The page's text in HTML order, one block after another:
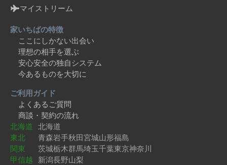
マイストリーム
家いちばの特徴
ここにしかない出会い
理想の相手を選ぶ
安心安全の独自システム
今あるものを大切に
ご利用ガイド
よくあるご質問
商談・契約の流れ
北海道 北海道
東北
青森岩手秋田宮城山形福島
関東
茨城栃木群馬埼玉千葉東京神奈川
甲信越 新潟長野山梨